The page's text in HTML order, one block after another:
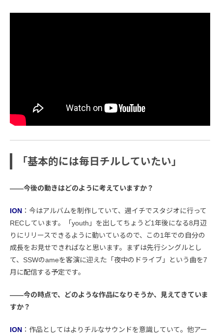
「基本的には毎日チルしていたい」
――今後の動きはどのように考えていますか？
ION ：今はアルバムを制作していて、週イチでスタジオに行って
RECしています。「youth」を出してちょうど1年後になる8月辺
りにリリースできるように動いているので、この1年での自分の
成長をお見せできればなと思います。まずは先行シングルとし
て、SSWのameを客演に迎えた「夜中のドライブ」という曲を7
月に配信する予定です。
――今の時点で、どのような作品になりそうか、見えてきていま
すか？
ION ：作品としてはよりチルなサウンドを意識していて。他アー